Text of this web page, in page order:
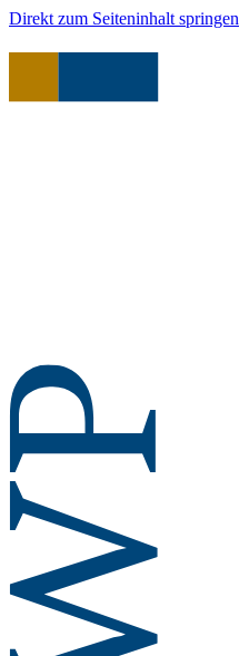
Direkt zum Seiteninhalt springen